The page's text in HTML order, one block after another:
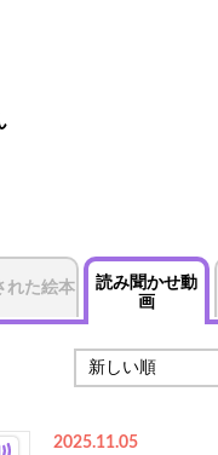
れた絵本
読み聞かせ動
画
2025.11.05